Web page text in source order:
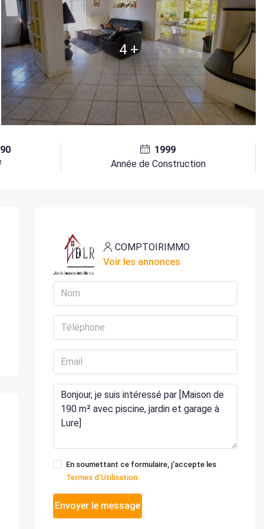
4 +
1999
Année de Construction
COMPTOIRIMMO
Voir les annonces
En soumettant ce formulaire, j'accepte les
Termes d'Utilisation
Envoyer le message